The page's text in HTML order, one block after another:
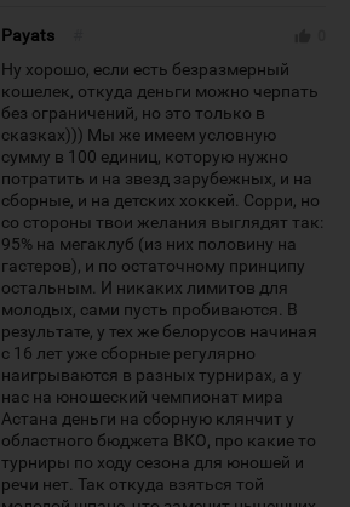
Payats
Ну хорошо, если есть безразмерный
кошелек, откуда деньги можно черпать
без ограничений, но это только в
сказках))) Мы же имеем условную
сумму в 100 единиц, которую нужно
потратить и на звезд зарубежных, и на
сборные, и на детских хоккей. Сорри, но
со стороны твои желания выглядят так:
95% на мегаклуб (из них половину на
гастеров), и по остаточному принципу
остальным. И никаких лимитов для
молодых, сами пусть пробиваются. В
результате, у тех же белорусов начиная
с 16 лет уже сборные регулярно
наигрываются в разных турнирах, а у
нас на юношеский чемпионат мира
Астана деньги на сборную клянчит у
областного бюджета ВКО, про какие то
турниры по ходу сезона для юношей и
речи нет. Так откуда взяться той